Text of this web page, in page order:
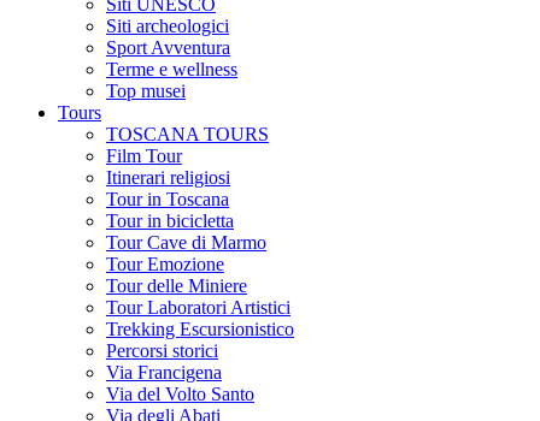
Siti UNESCO
Siti archeologici
Sport Avventura
Terme e wellness
Top musei
Tours
TOSCANA TOURS
Film Tour
Itinerari religiosi
Tour in Toscana
Tour in bicicletta
Tour Cave di Marmo
Tour Emozione
Tour delle Miniere
Tour Laboratori Artistici
Trekking Escursionistico
Percorsi storici
Via Francigena
Via del Volto Santo
Via degli Abati